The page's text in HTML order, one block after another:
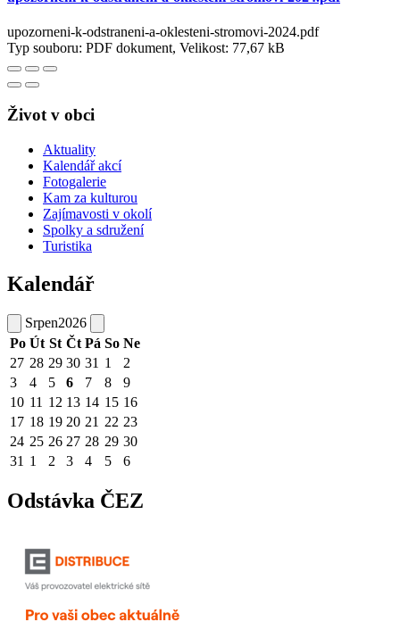
upozorneni-k-odstraneni-a-oklesteni-stromovi-2024.pdf
Typ souboru: PDF dokument, Velikost: 77,67 kB
Život v obci
Aktuality
Kalendář akcí
Fotogalerie
Kam za kulturou
Zajímavosti v okolí
Spolky a sdružení
Turistika
Kalendář
Srpen2026
Po Út St Čt Pá So Ne
27 28 29 30 31 1
2
3
4 5 6 7 8
9
10 11 12 13 14 15 16
17 18 19 20 21 22 23
24 25 26 27 28 29 30
31 1 2 3 4 5 6
Odstávka ČEZ